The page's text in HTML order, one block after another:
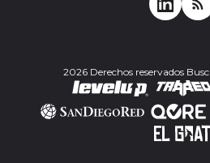
2026 Derechos reservados